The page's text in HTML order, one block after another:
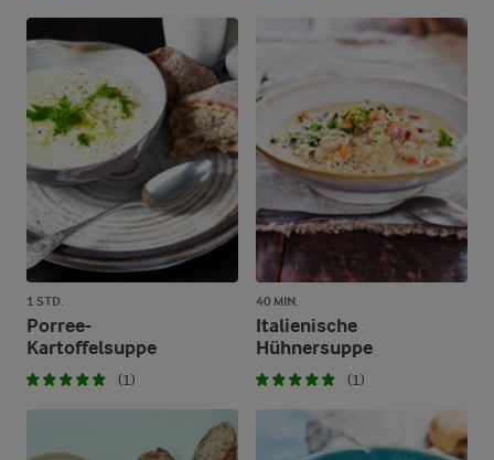
1 STD.
Porree-
Kartoffelsuppe
(1)
40 MIN.
Italienische
Hühnersuppe
(1)